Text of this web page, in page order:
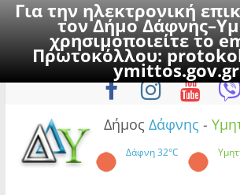
Για την ηλεκτρονική
τον Δήμο
χρησιμοποιείτε το
Πρωτοκόλλου:
ymittos.gov.gr
to
Πέμπτη, 6 Αυγούστου
Δήμος Δάφνης -
Δάφνη32°C